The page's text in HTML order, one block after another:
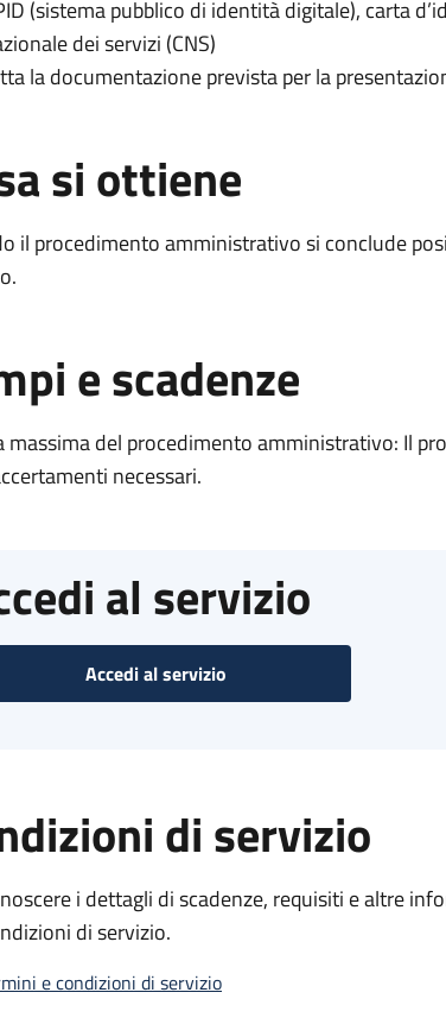
(sistema pubblico di identità digitale), carta
dei servizi (CNS)
la documentazione prevista per la
si ottiene
il procedimento amministrativo si conclude
e scadenze
massima del procedimento amministrativo: Il
necessari.
al servizio
Accedi al servizio
di servizio
i dettagli di scadenze, requisiti e altre
di servizio.
e condizioni di servizio